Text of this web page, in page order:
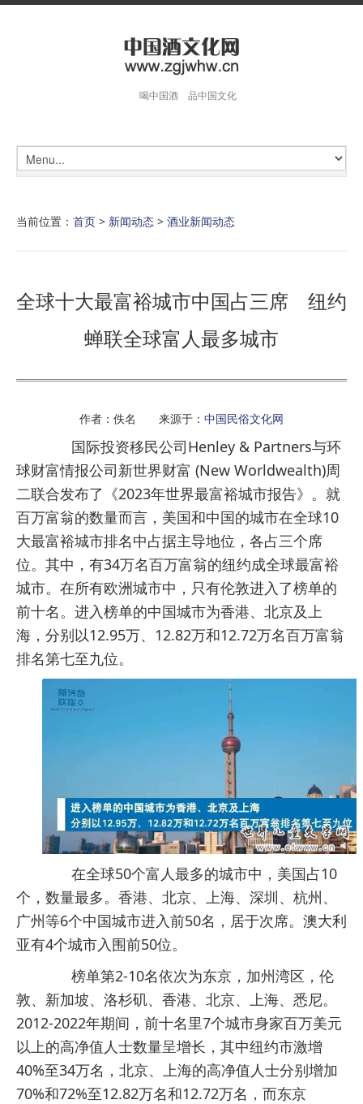
喝中国酒 品中国文化
当前位置： 首页 > 新闻动态 > 酒业新闻动态
全球十大最富裕城市中国占三席 纽约
蝉联全球富人最多城市
作者：佚名 来源于： 中国民俗文化网
国际投资移民公司Henley & Partners与环
球财富情报公司新世界财富 (New Worldwealth)周
二联合发布了《2023年世界最富裕城市报告》。就
百万富翁的数量而言，美国和中国的城市在全球10
大最富裕城市排名中占据主导地位，各占三个席
位。其中，有34万名百万富翁的纽约成全球最富裕
城市。在所有欧洲城市中，只有伦敦进入了榜单的
前十名。进入榜单的中国城市为香港、北京及上
海，分别以12.95万、12.82万和12.72万名百万富翁
排名第七至九位。
在全球50个富人最多的城市中，美国占10
个，数量最多。香港、北京、上海、深圳、杭州、
广州等6个中国城市进入前50名，居于次席。澳大利
亚有4个城市入围前50位。
榜单第2-10名依次为东京，加州湾区，伦
敦、新加坡、洛杉矶、香港、北京、上海、悉尼。
2012-2022年期间，前十名里7个城市身家百万美元
以上的高净值人士数量呈增长，其中纽约市激增
40%至34万名，北京、上海的高净值人士分别增加
70%和72%至12.82万名和12.72万名，而东京